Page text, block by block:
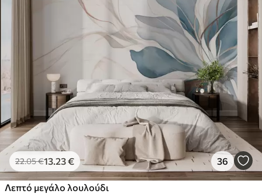
22.05€13 .23€ 36
Λεπτό μεγάλο λουλούδι